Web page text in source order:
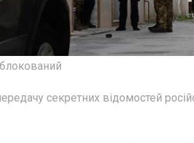
секретних відомостей